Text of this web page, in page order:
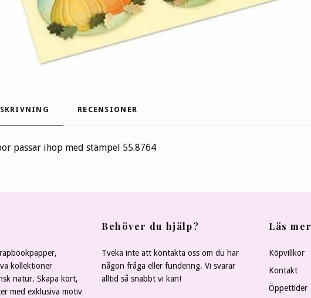
RECENSIONER
passar ihop med stämpel 55.8764
kollektioner
natur. Skapa kort,
med exklusiva motiv
Behöver du hjälp?
Tveka inte att kontakta oss om du har
någon fråga eller fundering. Vi svarar
alltid så snabbt vi kan!
Läs mer
Köpvillkor
Kontakt
Öppettider